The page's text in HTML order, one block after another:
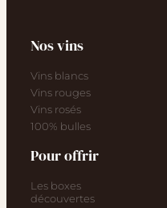
Nos vins
Vins blancs
Vins rouges
Vins rosés
100% bulles
Pour offrir
Les boxes
découvertes